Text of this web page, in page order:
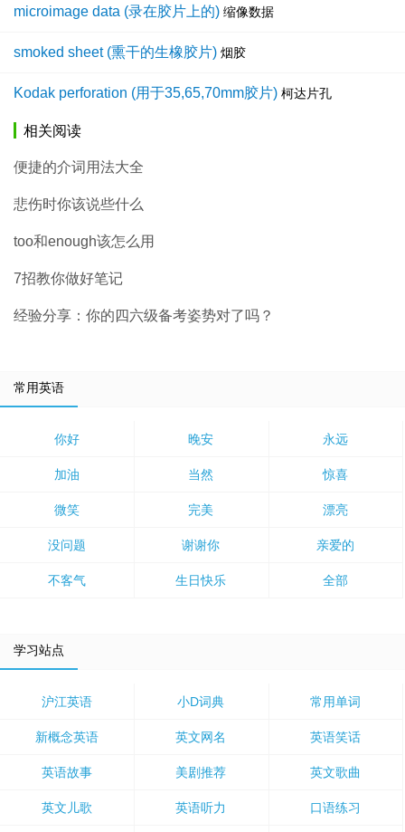
microimage data (录在胶片上的) 缩像数据
smoked sheet (熏干的生橡胶片) 烟胶
Kodak perforation (用于35,65,70mm胶片) 柯达片孔
相关阅读
便捷的介词用法大全
悲伤时你该说些什么
too和enough该怎么用
7招教你做好笔记
经验分享：你的四六级备考姿势对了吗？
常用英语
你好 晚安 永远
加油 当然 惊喜
微笑 完美 漂亮
没问题 谢谢你 亲爱的
不客气 生日快乐 全部
学习站点
沪江英语 小D词典 常用单词
新概念英语 英文网名 英语笑话
英语故事 美剧推荐 英文歌曲
英文儿歌 英语听力 口语练习